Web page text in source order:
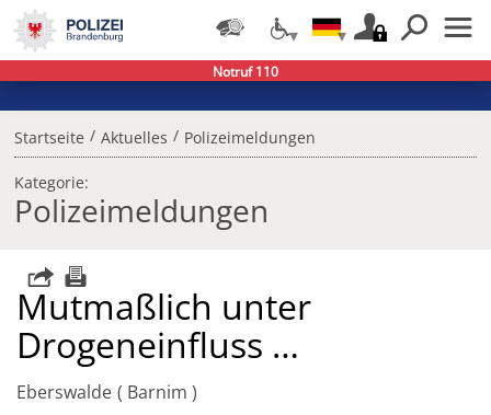
Startseite / Aktuelles / Polizeimeldungen
Kategorie:
Polizeimeldungen
Mutmaßlich unter
Drogeneinfluss …
Eberswalde Barnim
Notruf 110